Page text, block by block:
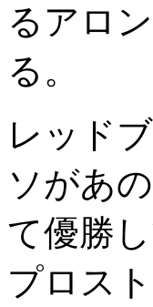
るアロ
る。
レッド
ソがあ
て優勝
プロス